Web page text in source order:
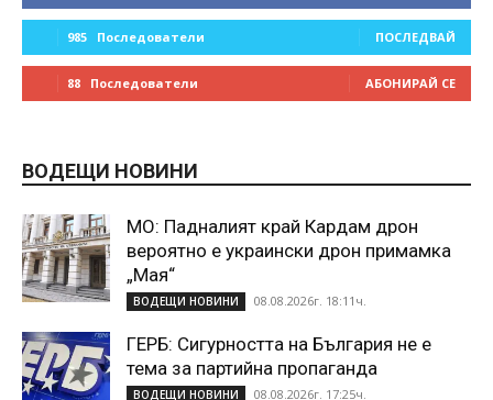
985 Последователи ПОСЛЕДВАЙ
88 Последователи АБОНИРАЙ СЕ
ВОДЕЩИ НОВИНИ
МО: Падналият край Кардам дрон
вероятно е украински дрон примамка
„Мая“
ВОДЕЩИ НОВИНИ 08.08.2026г. 18:11ч.
ГЕРБ: Сигурността на България не е
тема за партийна пропаганда
ВОДЕЩИ НОВИНИ 08.08.2026г. 17:25ч.